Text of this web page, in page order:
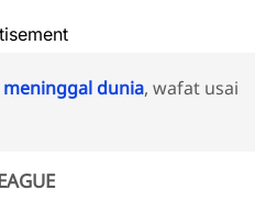
dunia, wafat usai